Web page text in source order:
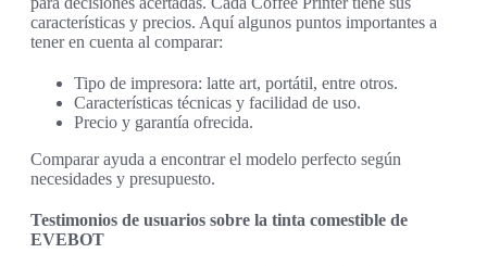
características y precios. Aquí algunos puntos importantes a
tener en cuenta al comparar:
Tipo de impresora: latte art, portátil, entre otros.
Características técnicas y facilidad de uso.
Precio y garantía ofrecida.
Comparar ayuda a encontrar el modelo perfecto según
necesidades y presupuesto.
Testimonios de usuarios sobre la tinta comestible de
EVEBOT